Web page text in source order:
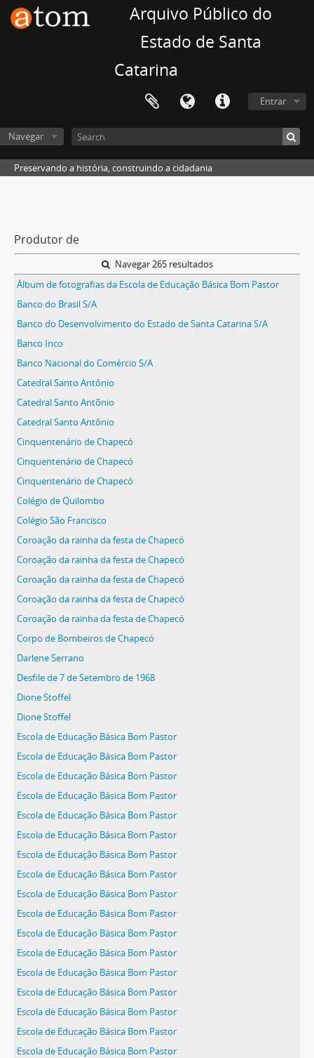
Arquivo Público do
Estado de Santa
Catarina
Entrar
Navegar
Preservando a história, construindo a cidadania
Produtor de
Navegar 265 resultados
Álbum de fotografias da Escola de Educação Básica Bom Pastor
Banco do Brasil S/A
Banco do Desenvolvimento do Estado de Santa Catarina S/A
Banco Inco
Banco Nacional do Comércio S/A
Catedral Santo Antônio
Catedral Santo Antõnio
Catedral Santo Antônio
Cinquentenário de Chapecó
Cinquentenário de Chapecó
Cinquentenário de Chapecó
Colégio de Quilombo
Colégio São Francisco
Coroação da rainha da festa de Chapecó
Coroação da rainha da festa de Chapecó
Coroação da rainha da festa de Chapecó
Coroação da rainha da festa de Chapecó
Coroação da rainha da festa de Chapecó
Corpo de Bombeiros de Chapecó
Darlene Serrano
Desfile de 7 de Setembro de 1968
Dione Stoffel
Dione Stoffel
Escola de Educação Básica Bom Pastor
Escola de Educação Básica Bom Pastor
Escola de Educação Básica Bom Pastor
Escola de Educação Básica Bom Pastor
Escola de Educação Básica Bom Pastor
Escola de Educação Básica Bom Pastor
Escola de Educação Básica Bom Pastor
Escola de Educação Básica Bom Pastor
Escola de Educação Básica Bom Pastor
Escola de Educação Básica Bom Pastor
Escola de Educação Básica Bom Pastor
Escola de Educação Básica Bom Pastor
Escola de Educação Básica Bom Pastor
Escola de Educação Básica Bom Pastor
Escola de Educação Básica Bom Pastor
Escola de Educação Básica Bom Pastor
Escola de Educação Básica Bom Pastor